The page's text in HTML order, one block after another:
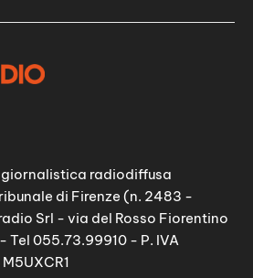
radiodiffusa
di Firenze (n. 2483 -
Srl - via del Rosso Fiorentino
Tel 055.73.99910 - P. IVA